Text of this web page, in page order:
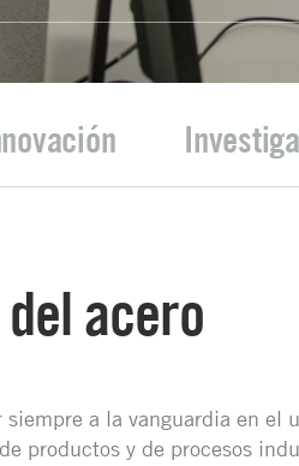
acero
a la vanguardia en el
productos y de procesos